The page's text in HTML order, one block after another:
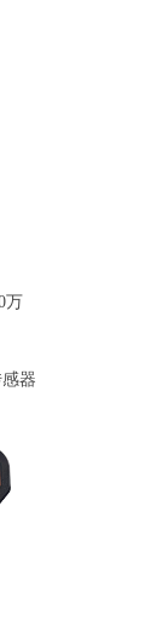
万
器